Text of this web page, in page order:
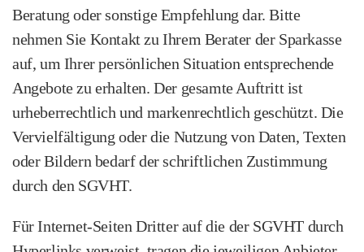
Beratung oder sonstige Empfehlung dar. Bitte
nehmen Sie Kontakt zu Ihrem Berater der Sparkasse
auf, um Ihrer persönlichen Situation entsprechende
Angebote zu erhalten. Der gesamte Auftritt ist
urheberrechtlich und markenrechtlich geschützt. Die
Vervielfältigung oder die Nutzung von Daten, Texten
oder Bildern bedarf der schriftlichen Zustimmung
durch den SGVHT.
Für Internet-Seiten Dritter auf die der SGVHT durch